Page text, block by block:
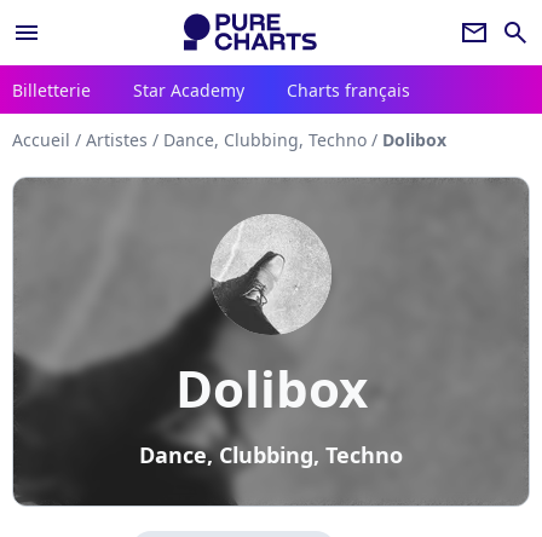
menu newsletter search
Billetterie Star Academy Charts français
Accueil / Artistes / Dance, Clubbing, Techno / Dolibox
Dolibox
Dance, Clubbing, Techno